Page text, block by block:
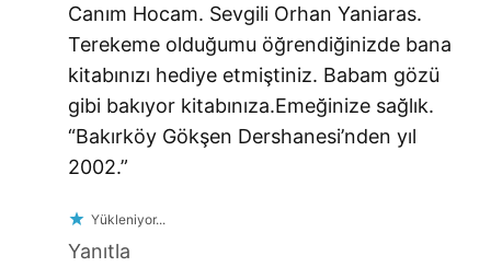
Canım Hocam. Sevgili Orhan Yaniaras.
Terekeme olduğumu öğrendiğinizde bana
kitabınızı hediye etmiştiniz. Babam gözü
gibi bakıyor kitabınıza.Emeğinize sağlık.
“Bakırköy Gökşen Dershanesi’nden yıl
2002.”
Yükleniyor...
Yanıtla